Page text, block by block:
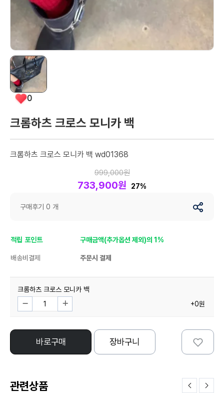
0
크롬하츠 크로스 모니카 백
크롬하츠 크로스 모니카 백 wd01368
999,000원
733,900원 27%
구매후기 0 개
적립 포인트 구매금액(추가옵션 제외)의 1%
배송비결제 주문시 결제
크롬하츠 크로스 모니카 백
+0원
바로구매 장바구니
관련상품